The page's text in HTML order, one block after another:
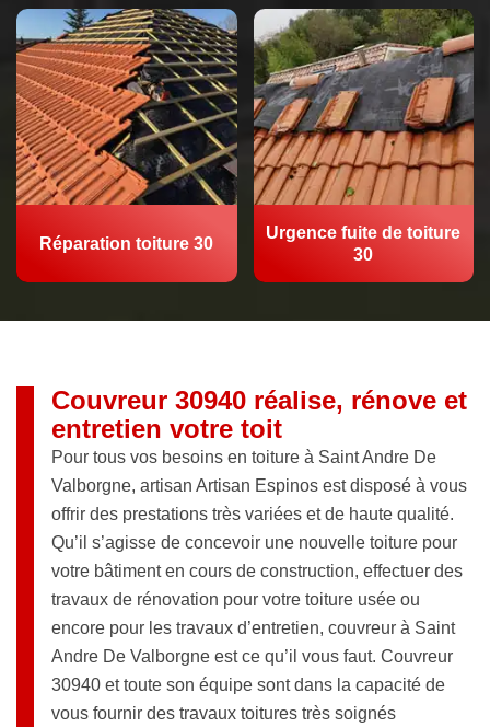
Réparation toiture 30
Urgence fuite de toiture
30
Couvreur 30940 réalise, rénove et
entretien votre toit
Pour tous vos besoins en toiture à Saint Andre De
Valborgne, artisan Artisan Espinos est disposé à vous
offrir des prestations très variées et de haute qualité.
Qu’il s’agisse de concevoir une nouvelle toiture pour
votre bâtiment en cours de construction, effectuer des
travaux de rénovation pour votre toiture usée ou
encore pour les travaux d’entretien, couvreur à Saint
Andre De Valborgne est ce qu’il vous faut. Couvreur
30940 et toute son équipe sont dans la capacité de
vous fournir des travaux toitures très soignés